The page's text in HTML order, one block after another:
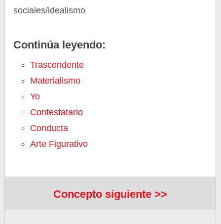
sociales/idealismo
Continúa leyendo:
Trascendente
Materialismo
Yo
Contestatario
Conducta
Arte Figurativo
Concepto siguiente >>